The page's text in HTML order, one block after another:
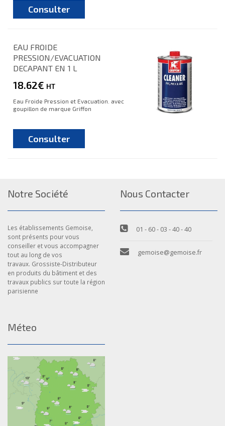
Consulter
EAU FROIDE
PRESSION/EVACUATION
DECAPANT EN 1 L
18.62€ HT
Eau Froide Pression et Evacuation. avec
goupillon de marque Griffon
Consulter
Notre Société
Les établissements Gemoise,
sont présents pour vous
conseiller et vous accompagner
tout au long de vos
travaux. Grossiste-Distributeur
en produits du bâtiment et des
travaux publics sur toute la région
parisienne
Nous Contacter
01 - 60 - 03 - 40 - 40
gemoise@gemoise.fr
Méteo